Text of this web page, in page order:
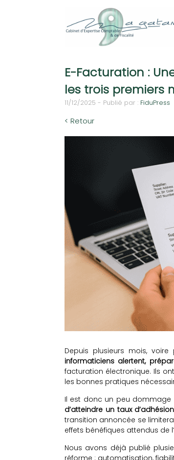
E-Facturation :
les trois premiers
11/12/2025 - Publié par : FiduPress
< Retour
Depuis plusieurs mois,
informaticiens alertent,
facturation électronique. Ils
les bonnes pratiques
Il est donc un peu dommage
d’atteindre un taux
transition annoncée se
effets bénéfiques attendus de
Nous avons déjà publié